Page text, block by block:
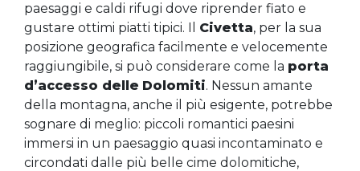
paesaggi e caldi rifugi dove riprender fiato e
gustare ottimi piatti tipici. Il Civetta, per la sua
posizione geografica facilmente e velocemente
raggiungibile, si può considerare come la porta
d’accesso delle Dolomiti. Nessun amante
della montagna, anche il più esigente, potrebbe
sognare di meglio: piccoli romantici paesini
immersi in un paesaggio quasi incontaminato e
circondati dalle più belle cime dolomitiche,